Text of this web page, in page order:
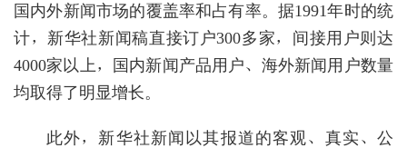
国内外新闻市场的覆盖率和占有率。据1991年时的统
计，新华社新闻稿直接订户300多家，间接用户则达
4000家以上，国内新闻产品用户、海外新闻用户数量
均取得了明显增长。
此外，新华社新闻以其报道的客观、真实、公